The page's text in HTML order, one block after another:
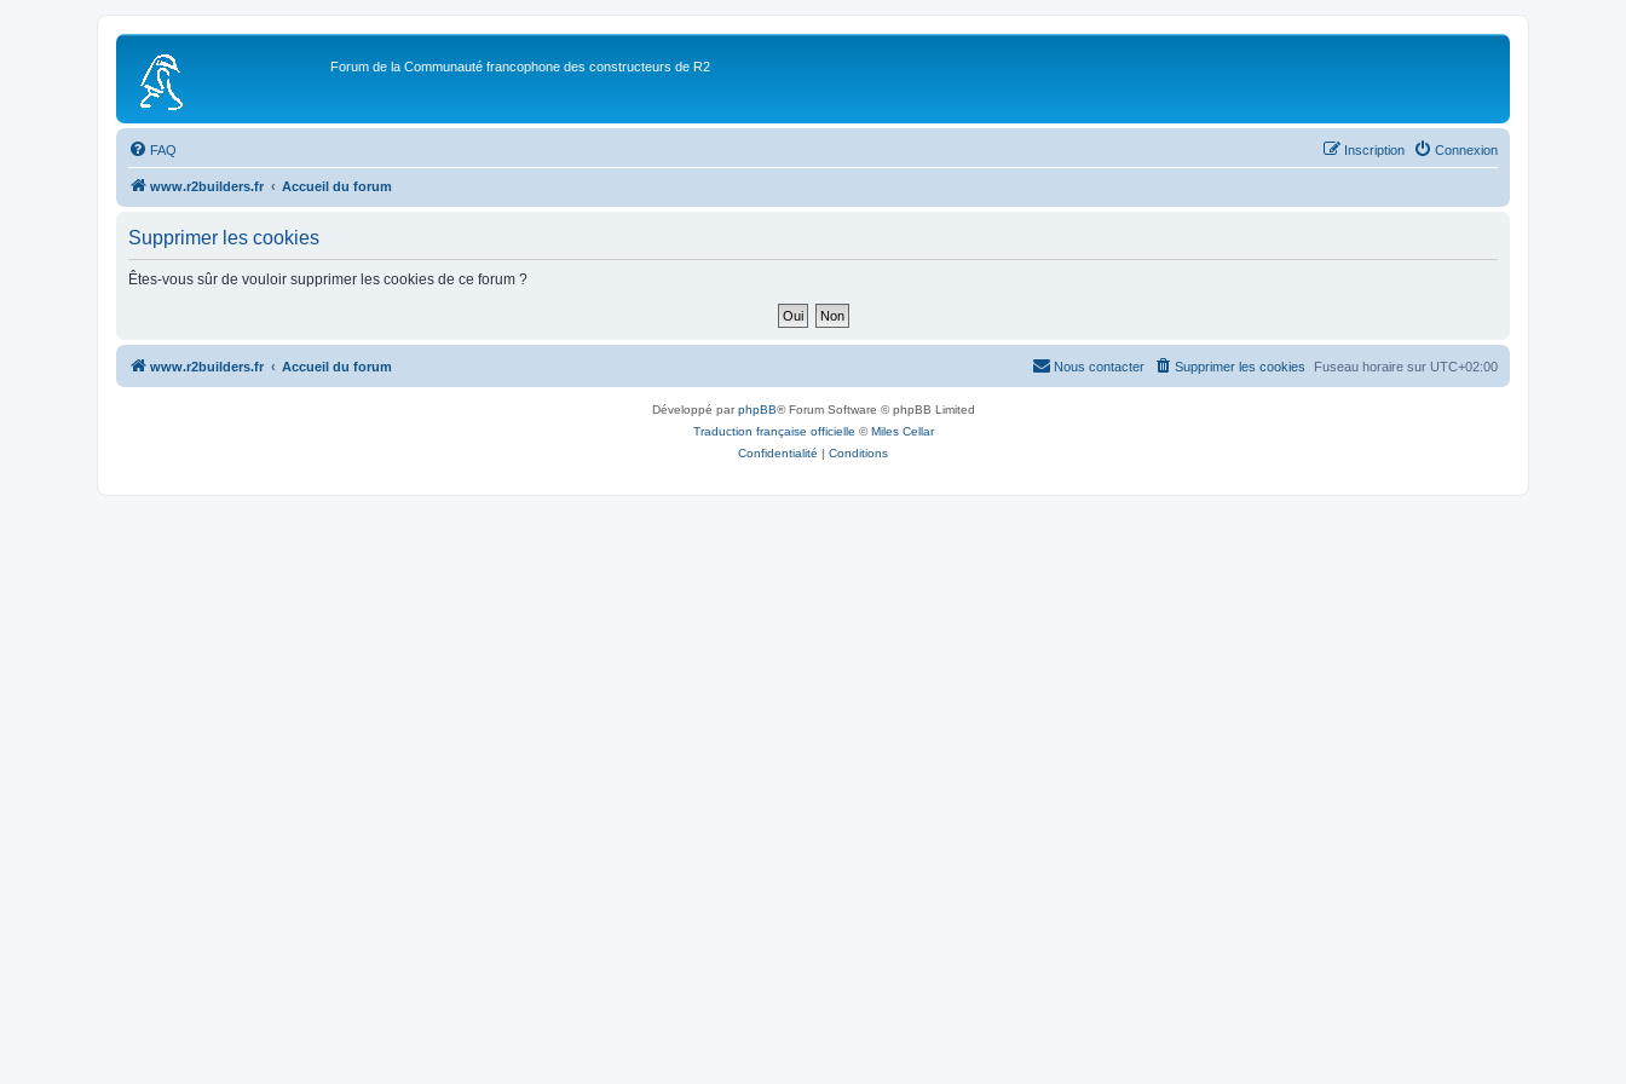
Forum de la Communauté francophone des constructeurs de R2
FAQ Connexion
Inscription
www.r2builders.fr Accueil du forum
Supprimer les cookies
Êtes-vous sûr de vouloir supprimer les cookies de ce forum ?
www.r2builders.fr Accueil du forum Fuseau horaire sur UTC+02:00
Supprimer les cookies
Nous contacter
Développé parphpBB® Forum Software © phpBB Limited
Traduction française officielle ©Miles Cellar
Confidentialité | Conditions